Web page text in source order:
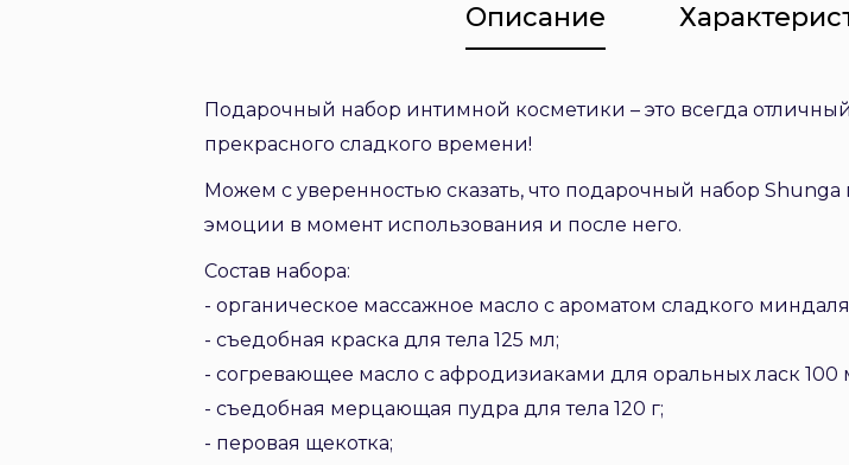
Описание
Подарочный набор интимной косметики – это всегда
прекрасного сладкого времени!
Можем с уверенностью сказать, что подарочный набор
эмоции в момент использования и после него.
Состав набора:
- органическое массажное масло с ароматом сладкого
- съедобная краска для тела 125 мл;
- согревающее масло с афродизиаками для оральных ласк 100
- съедобная мерцающая пудра для тела 120 г;
- перовая щекотка;